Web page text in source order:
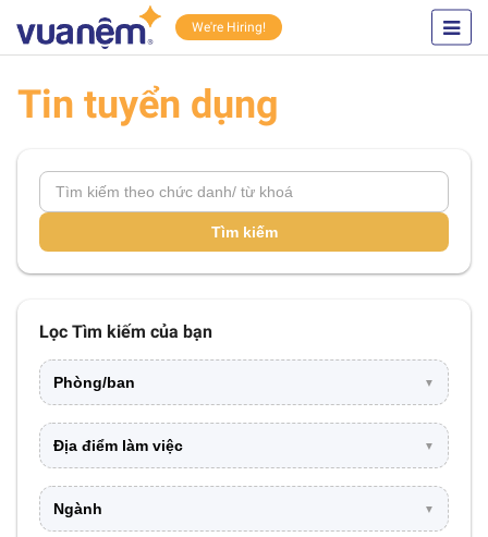
We're Hiring!
Tin tuyển dụng
Tìm kiếm
Lọc Tìm kiếm của bạn
Phòng/ban ▼
Địa điểm làm việc ▼
Ngành ▼